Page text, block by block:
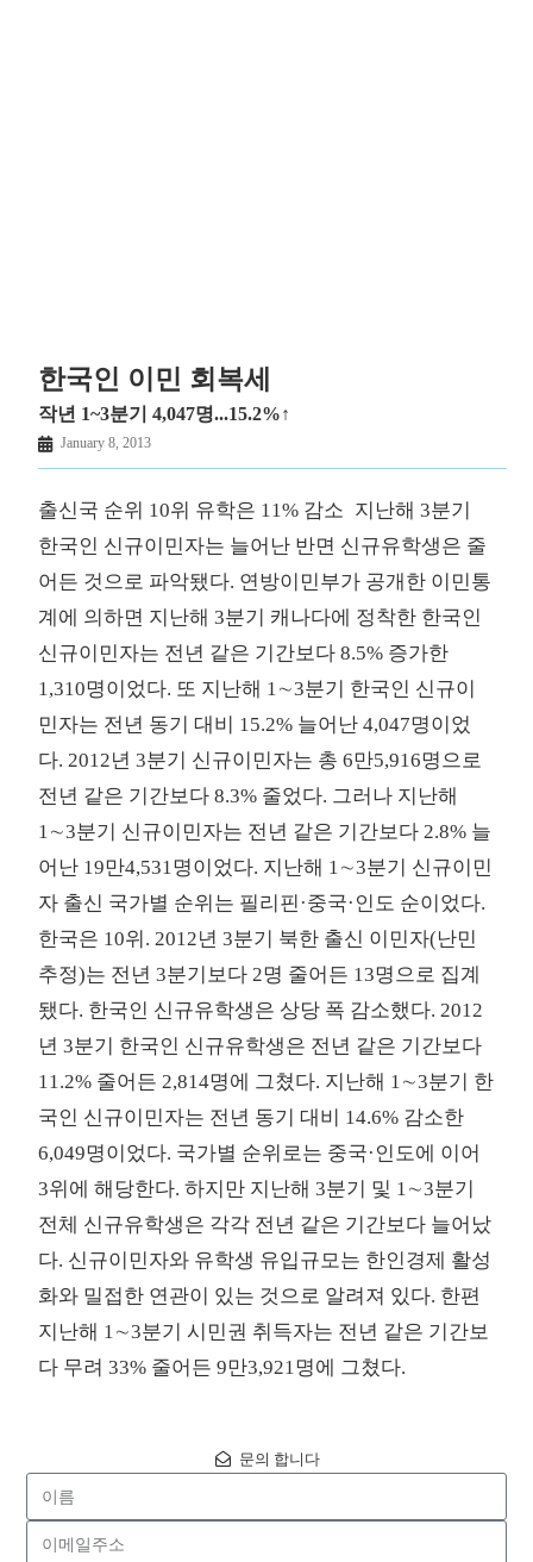
한국인 이민 회복세
작년 1~3분기 4,047명...15.2%↑
January 8, 2013
출신국 순위 10위 유학은 11% 감소 지난해 3분기
한국인 신규이민자는 늘어난 반면 신규유학생은 줄
어든 것으로 파악됐다. 연방이민부가 공개한 이민통
계에 의하면 지난해 3분기 캐나다에 정착한 한국인
신규이민자는 전년 같은 기간보다 8.5% 증가한
1,310명이었다. 또 지난해 1∼3분기 한국인 신규이
민자는 전년 동기 대비 15.2% 늘어난 4,047명이었
다. 2012년 3분기 신규이민자는 총 6만5,916명으로
전년 같은 기간보다 8.3% 줄었다. 그러나 지난해
1∼3분기 신규이민자는 전년 같은 기간보다 2.8% 늘
어난 19만4,531명이었다. 지난해 1∼3분기 신규이민
자 출신 국가별 순위는 필리핀·중국·인도 순이었다.
한국은 10위. 2012년 3분기 북한 출신 이민자(난민
추정)는 전년 3분기보다 2명 줄어든 13명으로 집계
됐다. 한국인 신규유학생은 상당 폭 감소했다. 2012
년 3분기 한국인 신규유학생은 전년 같은 기간보다
11.2% 줄어든 2,814명에 그쳤다. 지난해 1∼3분기 한
국인 신규이민자는 전년 동기 대비 14.6% 감소한
6,049명이었다. 국가별 순위로는 중국·인도에 이어
3위에 해당한다. 하지만 지난해 3분기 및 1∼3분기
전체 신규유학생은 각각 전년 같은 기간보다 늘어났
다. 신규이민자와 유학생 유입규모는 한인경제 활성
화와 밀접한 연관이 있는 것으로 알려져 있다. 한편
지난해 1∼3분기 시민권 취득자는 전년 같은 기간보
다 무려 33% 줄어든 9만3,921명에 그쳤다.
문의 합니다